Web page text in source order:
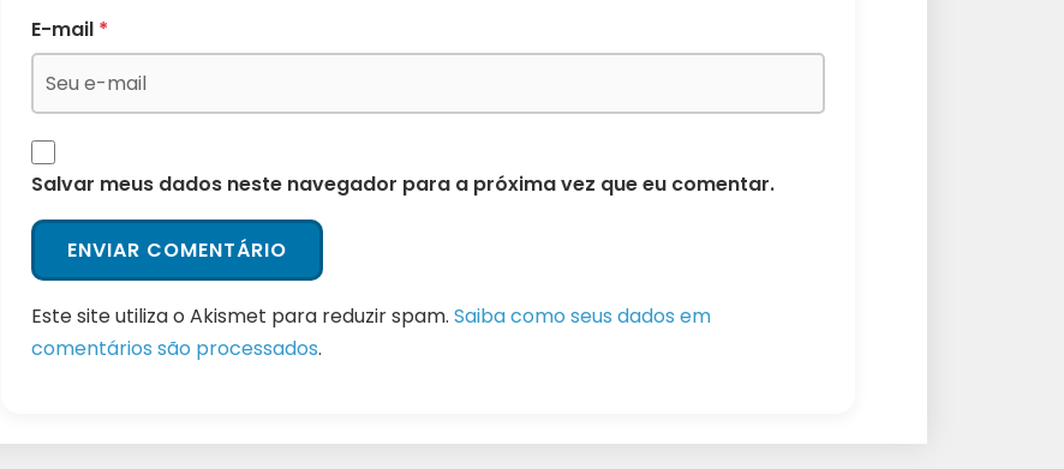
E-mail *
Salvar meus dados neste navegador para a próxima vez que eu comentar.
Este site utiliza o Akismet para reduzir spam. Saiba como seus dados em
comentários são processados.